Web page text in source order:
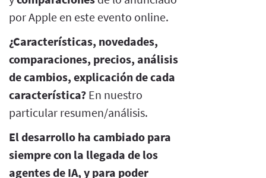
por Apple en este evento online.
¿Características, novedades,
comparaciones, precios, análisis
de cambios, explicación de cada
característica? En nuestro
particular resumen/análisis.
El desarrollo ha cambiado para
siempre con la llegada de los
agentes de IA, y para poder